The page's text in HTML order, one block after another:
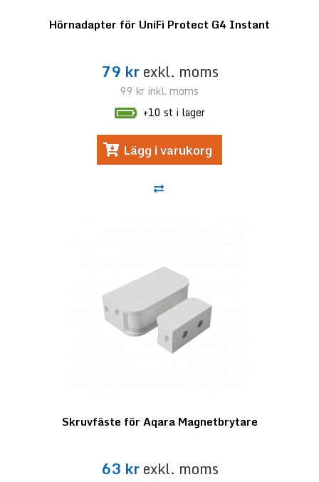
Hörnadapter för UniFi Protect G4 Instant
79 krexkl. moms
99 kr inkl. moms
+10 st i lager
Lägg i varukorg
Skruvfäste för Aqara Magnetbrytare
63 krexkl. moms